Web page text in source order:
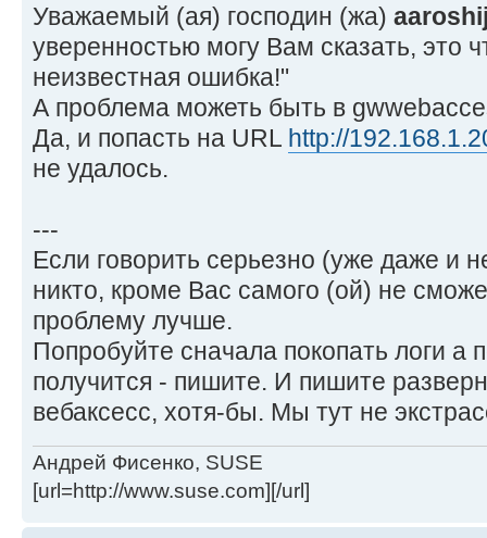
Уважаемый (ая) господин (жа)
уверенностью могу Вам сказать, это
неизвестная ошибка!"
А проблема можеть быть в
Да, и попасть на URL http://
не удалось.
---
Если говорить серьезно (уже даже и
никто, кроме Вас самого (ой) не
проблему лучше.
Попробуйте сначала покопать логи а
получится - пишите. И пишите
вебаксесс, хотя-бы. Мы тут не
Андрей Фисенко, SUSE
[url=http://www.suse.com][/url]